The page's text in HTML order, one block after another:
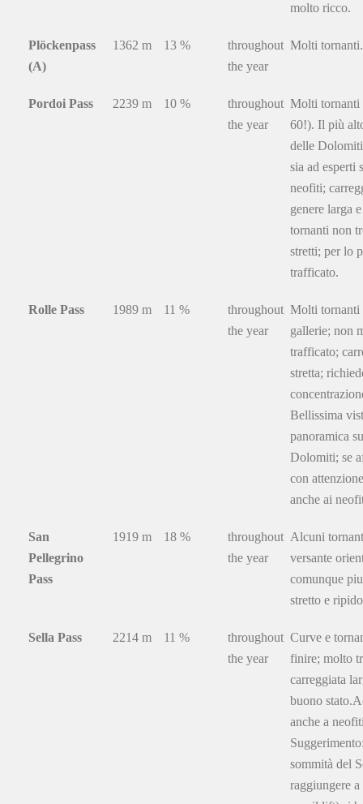
molto ricco.
Plöckenpass
(A)
1362 m 13 %
throughout
the year
Molti tornanti.
Pordoi Pass 2239 m 10 %
throughout
the year
Molti tornanti
60!). Il più
delle
sia ad esperti
neofiti;
genere larga
tornanti non
stretti; per lo
trafficato.
Rolle Pass 1989 m 11 %
throughout
the year
Molti tornanti
gallerie; non
trafficato;
stretta;
Bellissima
panoramica
Dolomiti; se
con
anche ai
San
Pellegrino
Pass
1919 m 18 %
throughout
the year
Alcuni
versante
comunque
stretto e
Sella Pass 2214 m 11 %
throughout
the year
Curve e
finire; molto
carreggiata
buono
anche a
sommità del
raggiungere